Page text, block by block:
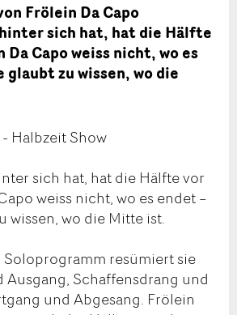
Frölein Da Capo
sich hat, hat die Hälfte
Capo weiss nicht, wo es
glaubt zu wissen, wo die
Halbzeit Show
sich hat, hat die Hälfte vor
weiss nicht, wo es endet –
wissen, wo die Mitte ist.
resümiert sie
Schaffensdrang und
und Abgesang. Frölein